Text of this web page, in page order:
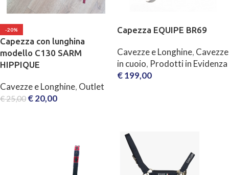
-20%
Capezza con lunghina
modello C130 SARM
HIPPIQUE
Cavezze e Longhine, Outlet
€25,00 €20,00
Capezza EQUIPE BR69
Cavezze e Longhine, Cavezze
in cuoio, Prodotti in Evidenza
€199,00